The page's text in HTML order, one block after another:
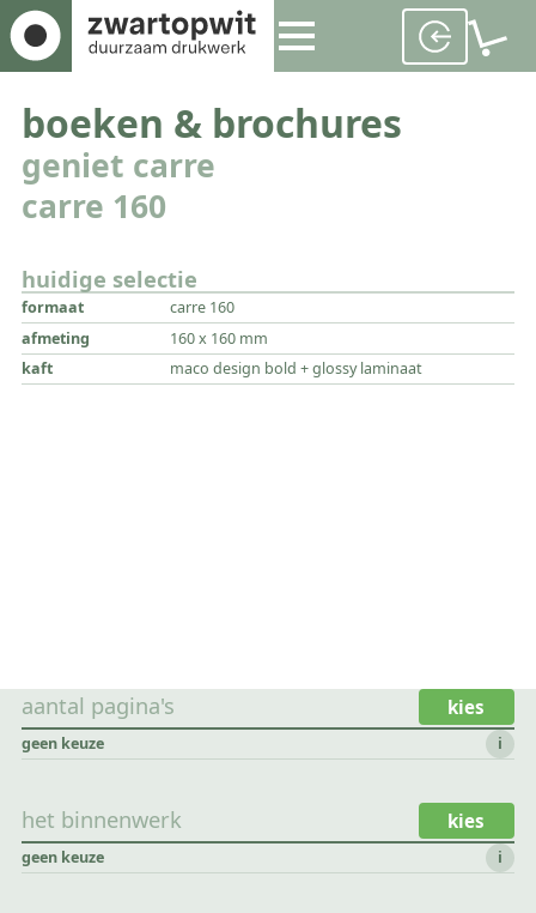
boeken & brochures
geniet carre
carre 160
huidige selectie
formaat
carre 160
afmeting
160 x 160 mm
kaft
maco design bold + glossy laminaat
aantal pagina's kies
geen keuze i
het binnenwerk kies
geen keuze i